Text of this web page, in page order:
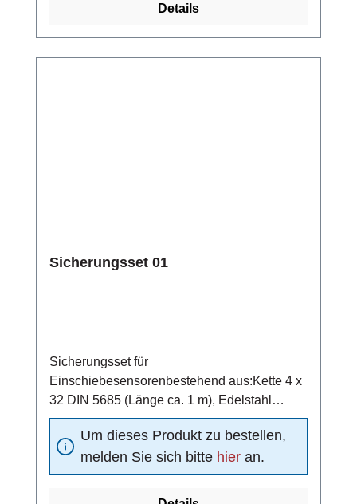
Details
Sicherungsset 01
Sicherungsset für
Einschiebesensorenbestehend aus:Kette 4 x
32 DIN 5685 (Länge ca. 1 m), Edelstahl
1.4401Schraubglied NG5, Edelstahl
1.4401Schelle DN15 nach DIN 11850,
Edelstahl 1.4301
Um dieses Produkt zu bestellen,
melden Sie sich bitte hier an.